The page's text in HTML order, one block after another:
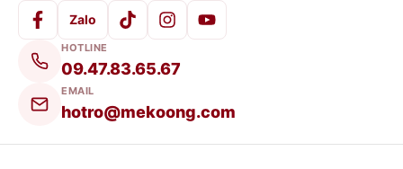
– Dùng khăn hoặc miếng xốp mềm với nước sạch
hoặc rượu để làm sạch bình.
rượu vào.
Zalo
HOTLINE
09.47.83.65.67
EMAIL
hotro@mekoong.com